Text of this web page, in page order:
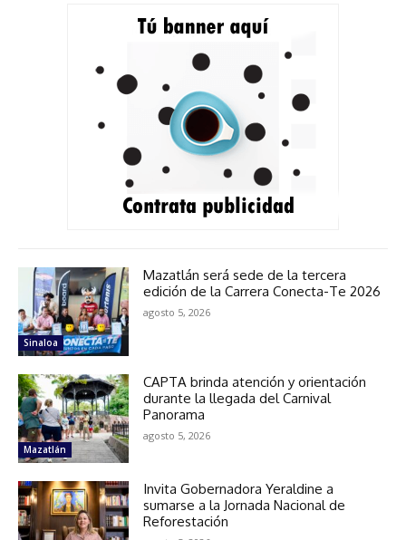
Sinaloa
Mazatlán será sede de la tercera
edición de la Carrera Conecta-Te 2026
agosto 5, 2026
Mazatlán
CAPTA brinda atención y orientación
durante la llegada del Carnival
Panorama
agosto 5, 2026
Invita Gobernadora Yeraldine a
sumarse a la Jornada Nacional de
Reforestación